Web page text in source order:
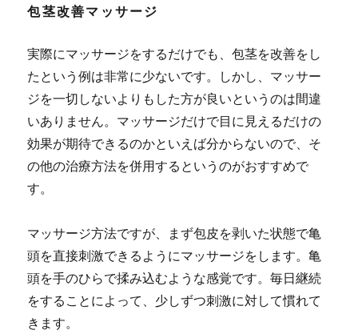
包茎改善マッサージ
実際にマッサージをするだけでも、包茎を改善をし
たという例は非常に少ないです。しかし、マッサー
ジを一切しないよりもした方が良いというのは間違
いありません。マッサージだけで目に見えるだけの
効果が期待できるのかといえば分からないので、そ
の他の治療方法を併用するというのがおすすめで
す。
マッサージ方法ですが、まず包皮を剥いた状態で亀
頭を直接刺激できるようにマッサージをします。亀
頭を手のひらで揉み込むような感覚です。毎日継続
をすることによって、少しずつ刺激に対して慣れて
きます。